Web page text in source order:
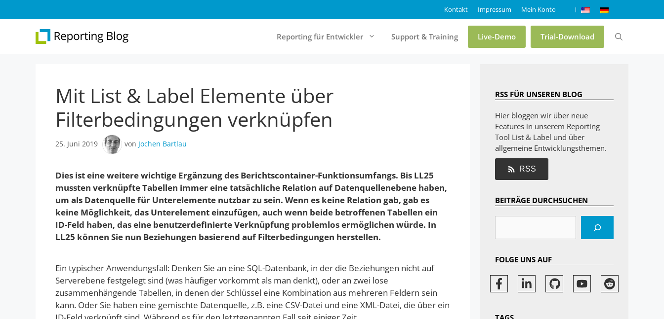
Inhalt
Kontakt Impressum Mein Konto
Reporting für Entwickler
Überblick
Integration
.NET-Reporting
Web & Cloud Reporting
Web Report Designer
Newsletter
Preise & Editionen
Online-Demo Report Server
Trial List & Label
Trial Report Server
FAQ
Support & Training Live-Demo Trial-Download
Mit List & Label Elemente über
Filterbedingungen verknüpfen
25. Juni 2019 von Jochen Bartlau
Dies ist eine weitere wichtige Ergänzung des Berichtscontainer-Funktionsumfangs. Bis LL25
mussten verknüpfte Tabellen immer eine tatsächliche Relation auf Datenquellenebene haben,
um als Datenquelle für Unterelemente nutzbar zu sein. Wenn es keine Relation gab, gab es
keine Möglichkeit, das Unterelement einzufügen, auch wenn beide betroffenen Tabellen ein
ID-Feld haben, das eine benutzerdefinierte Verknüpfung problemlos ermöglichen würde. In
LL25 können Sie nun Beziehungen basierend auf Filterbedingungen herstellen.
Ein typischer Anwendungsfall: Denken Sie an eine SQL-Datenbank, in der die Beziehungen nicht auf
Serverebene festgelegt sind (was häufiger vorkommt als man denkt), oder an zwei lose
zusammenhängende Tabellen, in denen der Schlüssel eine Kombination aus mehreren Feldern sein
kann. Oder Sie haben eine gemischte Datenquelle, z.B. eine CSV-Datei und eine XML-Datei, die über ein
RSS FÜR UNSEREN BLOG
Hier bloggen wir über neue
Features in unserem Reporting
Tool List & Label und über
allgemeine Entwicklungsthemen.
RSS
BEITRÄGE DURCHSUCHEN
FOLGE UNS AUF